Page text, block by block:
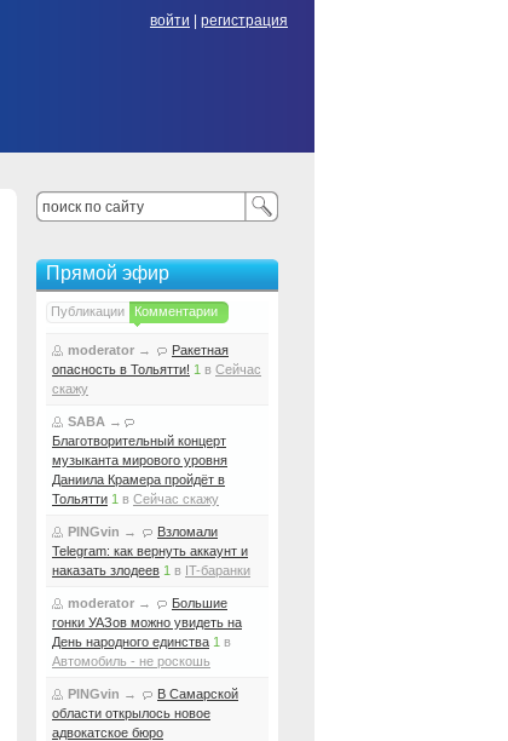
войти регистрация
Прямой эфир
Публикации Комментарии
moderator →
Ракетная
опасность в Тольятти! 1 в Сейчас
скажу
SABA →
Благотворительный концерт
музыканта мирового уровня
Даниила Крамера пройдёт в
Тольятти 1 в Сейчас скажу
PINGvin →
Взломали
Telegram: как вернуть аккаунт и
наказать злодеев 1 в IT-баранки
moderator →
Большие
гонки УАЗов можно увидеть на
День народного единства 1 в
Автомобиль - не роскошь
PINGvin →
В Самарской
области открылось новое
адвокатское бюро